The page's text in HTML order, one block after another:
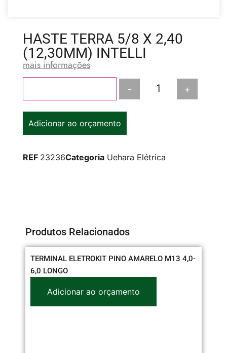
HASTE TERRA 5/8 X 2,40
(12,30MM) INTELLI
mais informações
- +
Adicionar ao orçamento
REF 23236Categoria Uehara Elétrica
Produtos Relacionados
TERMINAL ELETROKIT PINO AMARELO M13 4,0-
6,0 LONGO
Adicionar ao orçamento